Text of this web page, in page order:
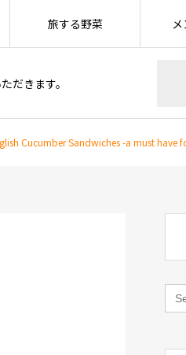
だきます。
旅する野菜
Cucumber Sandwiches -a must have
for: